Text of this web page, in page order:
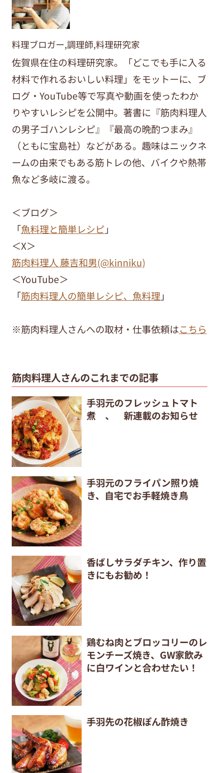
料理ブロガー,調理師,料理研究家
佐賀県在住の料理研究家。「どこでも手に入る
材料で作れるおいしい料理」をモットーに、ブ
ログ・YouTube等で写真や動画を使ったわか
りやすいレシピを公開中。著書に『筋肉料理人
の男子ゴハンレシピ』『最高の晩酌つまみ』
（ともに宝島社）などがある。趣味はニックネ
ームの由来でもある筋トレの他、バイクや熱帯
魚など多岐に渡る。
＜ブログ＞
「魚料理と簡単レシピ 」
＜X＞
筋肉料理人 藤吉和男(@kinniku)
＜YouTube＞
「筋肉料理人の簡単レシピ、魚料理」
※筋肉料理人さんへの取材・仕事依頼はこちら
筋肉料理人さんのこれまでの記事
手羽元のフレッシュトマト
煮 、 新連載のお知らせ
手羽元のフライパン照り焼
き、自宅でお手軽焼き鳥
香ばしサラダチキン、作り置
きにもお勧め！
鶏むね肉とブロッコリーのレ
モンチーズ焼き、GW家飲み
に白ワインと合わせたい！
手羽先の花椒ぽん酢焼き